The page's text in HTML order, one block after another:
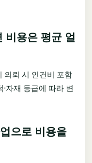
비용은 평균 얼
의뢰 시 인건비 포함
자재 등급에 따라 변
으로 비용을